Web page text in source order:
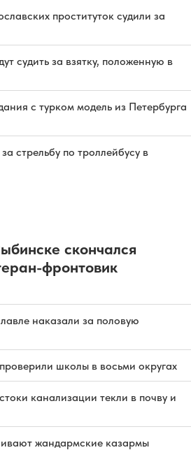
проституток судили за
судить за взятку, положенную в
с турком модель из Петербурга
стрельбу по троллейбусу в
скончался
фронтовик
наказали за половую
школы в восьми округах
канализации текли в почву и
жандармские казармы